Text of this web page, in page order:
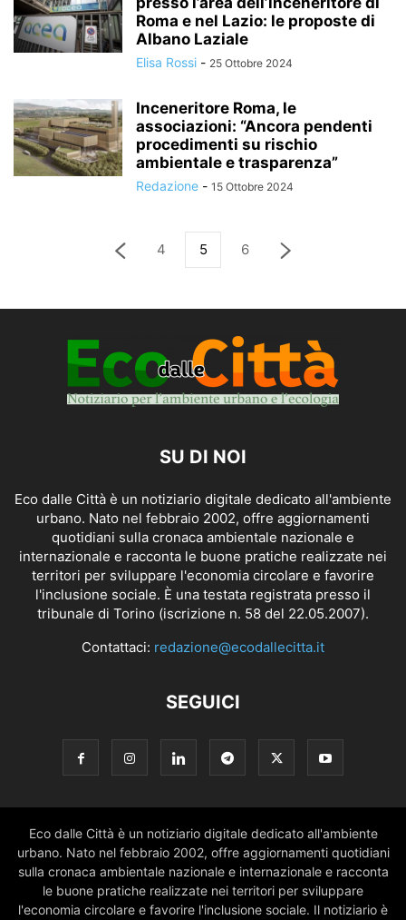
Roma e nel Lazio: le proposte di
Albano Laziale
Elisa Rossi - 25 Ottobre 2024
Inceneritore Roma, le
associazioni: “Ancora pendenti
procedimenti su rischio
ambientale e trasparenza”
Redazione - 15 Ottobre 2024
4 5 6
SU DI NOI
Eco dalle Città è un notiziario digitale dedicato all'ambiente
urbano. Nato nel febbraio 2002, offre aggiornamenti
quotidiani sulla cronaca ambientale nazionale e
internazionale e racconta le buone pratiche realizzate nei
territori per sviluppare l'economia circolare e favorire
l'inclusione sociale. È una testata registrata presso il
tribunale di Torino (iscrizione n. 58 del 22.05.2007).
Contattaci: redazione@ecodallecitta.it
SEGUICI
Eco dalle Città è un notiziario digitale dedicato all'ambiente
urbano. Nato nel febbraio 2002, offre aggiornamenti quotidiani
sulla cronaca ambientale nazionale e internazionale e racconta
le buone pratiche realizzate nei territori per sviluppare
l'economia circolare e favorire l'inclusione sociale. Il notiziario è